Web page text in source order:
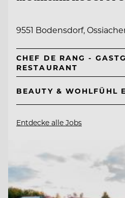
9551 Bodensdorf,
CHEF DE RANG -
RESTAURANT
BEAUTY & WOHLFÜHL
Entdecke alle Jobs